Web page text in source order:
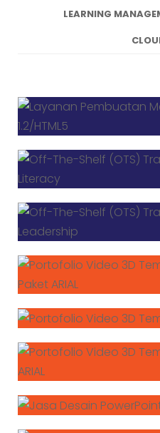
LEARNING